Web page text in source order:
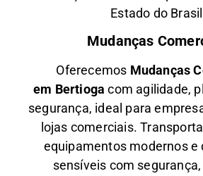
Estado do
Mudanças
Oferecemos Mudanças
em Bertioga com agilidade,
segurança, ideal para
lojas comerciais.
equipamentos modernos e
sensíveis com